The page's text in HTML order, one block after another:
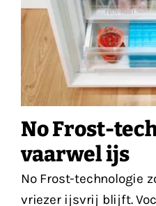
No Frost-
vaarwel ijs
No Frost-technologie
vriezer ijsvrij blijft.